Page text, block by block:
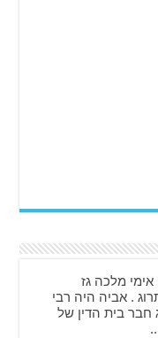
אימי מלכה גז
. אביה היה רבי
חבר בית הדין של